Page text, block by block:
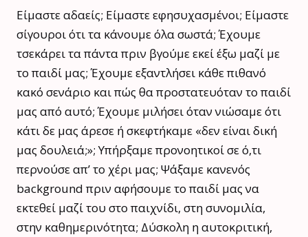
Είμαστε αδαείς; Είμαστε εφησυχασμένοι; Είμαστε
σίγουροι ότι τα κάνουμε όλα σωστά; Έχουμε
τσεκάρει τα πάντα πριν βγούμε εκεί έξω μαζί με
το παιδί μας; Έχουμε εξαντλήσει κάθε πιθανό
κακό σενάριο και πώς θα προστατευόταν το παιδί
μας από αυτό; Έχουμε μιλήσει όταν νιώσαμε ότι
κάτι δε μας άρεσε ή σκεφτήκαμε «δεν είναι δική
μας δουλειά;»; Υπήρξαμε προνοητικοί σε ό,τι
περνούσε απ’ το χέρι μας; Ψάξαμε κανενός
background πριν αφήσουμε το παιδί μας να
εκτεθεί μαζί του στο παιχνίδι, στη συνομιλία,
στην καθημερινότητα; Δύσκολη η αυτοκριτική,